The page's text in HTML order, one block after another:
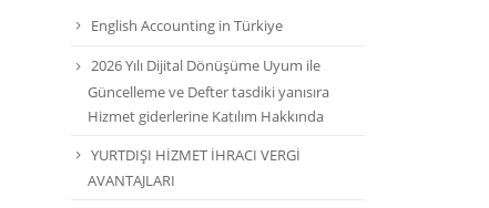
English Accounting in Türkiye
2026 Yılı Dijital Dönüşüme Uyum ile
Güncelleme ve Defter tasdiki yanısıra
Hizmet giderlerine Katılım Hakkında
YURTDIŞI HİZMET İHRACI VERGİ
AVANTAJLARI